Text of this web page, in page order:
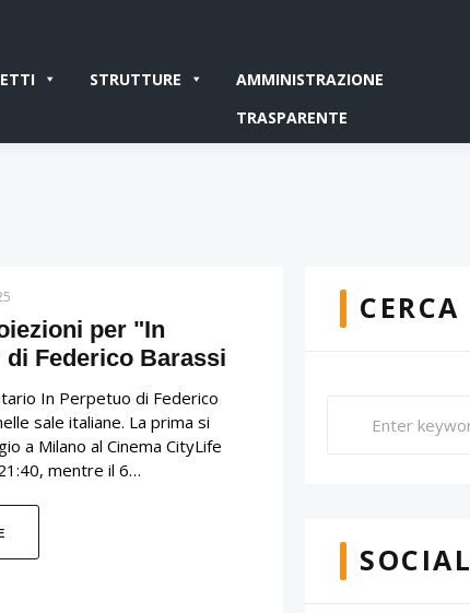
STRUTTURE
AMMINISTRAZIONE
TRASPARENTE
per "In
di Federico Barassi
In Perpetuo di Federico
sale italiane. La prima si
a Milano al Cinema CityLife
mentre il 6…
CERCA
SOCIAL